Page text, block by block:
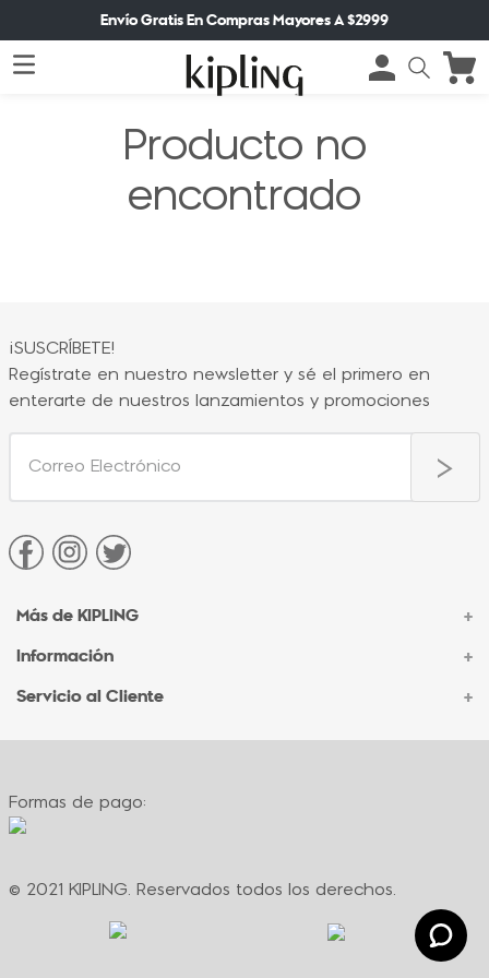
Envío Gratis En Compras Mayores A $2999
Producto no
encontrado
¡SUSCRÍBETE!
Regístrate en nuestro newsletter y sé el primero en
enterarte de nuestros lanzamientos y promociones
Más de KIPLING +
Acerca de Kipling
Sucursales
Información +
Contacto Corporativo
Formas de pago
Servicio al Cliente +
Contacto
Políticas de cambio
Términos y condiciones de promociones
Política de privacidad
Formas de pago:
© 2021 KIPLING. Reservados todos los derechos.